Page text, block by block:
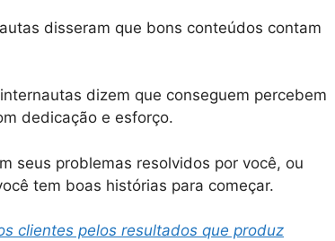
disseram que bons conteúdos contam
dizem que conseguem percebem
dedicação e esforço.
seus problemas resolvidos por você, ou
tem boas histórias para começar.
clientes pelos resultados que produz